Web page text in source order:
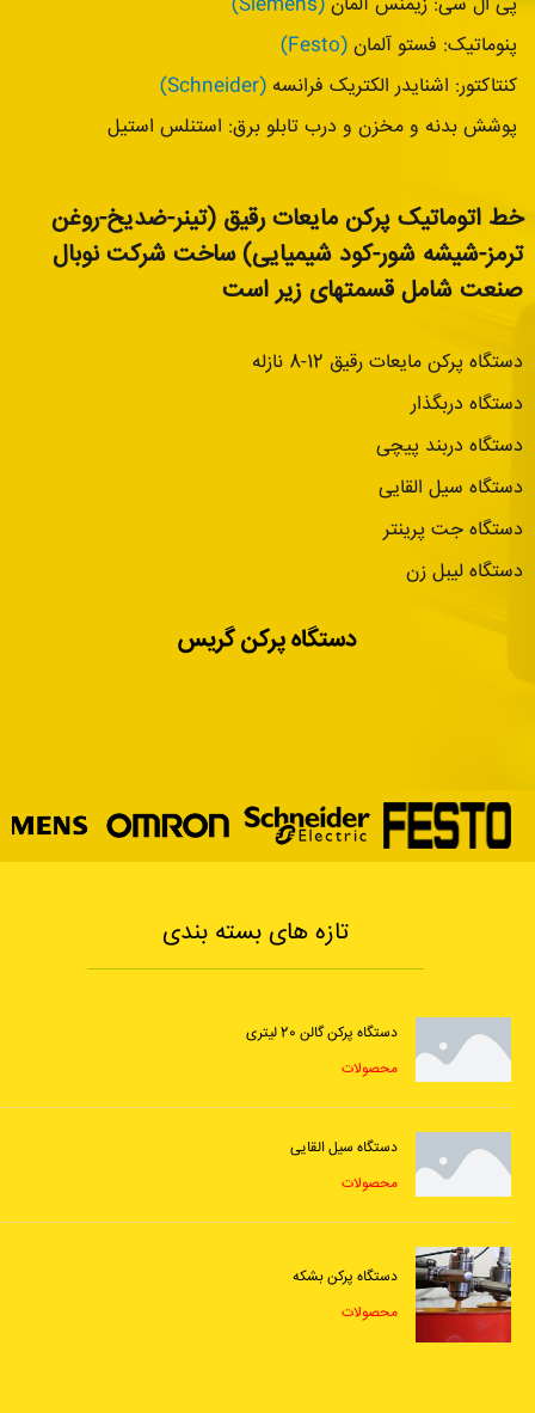
پنوماتیک: فستو آلمان (Festo)
کنتاکتور: اشنایدر الکتریک فرانسه (Schneider)
پوشش بدنه و مخزن و درب تابلو برق: استنلس استیل
خط اتوماتیک پرکن مایعات رقیق (تینر-ضدیخ-روغن
ترمز-شیشه شور-کود شیمیایی) ساخت شرکت نوبال
صنعت شامل قسمتهای زیر است
دستگاه پرکن مایعات رقیق 12-8 نازله
دستگاه دربگذار
دستگاه دربند پیچی
دستگاه سیل القایی
دستگاه جت پرینتر
دستگاه لیبل زن
دستگاه پرکن گریس
تازه های بسته بندی
دستگاه پرکن گالن 20 لیتری
محصولات
دستگاه سیل القایی
محصولات
دستگاه پرکن بشکه
محصولات